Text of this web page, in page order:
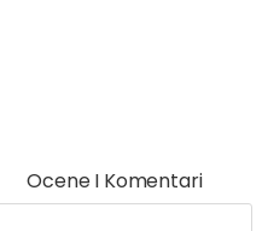
Ocene I Komentari